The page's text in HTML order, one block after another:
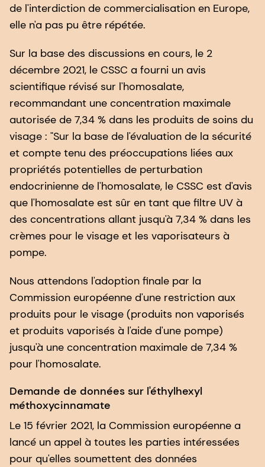
de l'interdiction de commercialisation en Europe,
elle n'a pas pu être répétée.
Sur la base des discussions en cours, le 2
décembre 2021, le CSSC a fourni un avis
scientifique révisé sur l'homosalate,
recommandant une concentration maximale
autorisée de 7,34 % dans les produits de soins du
visage : "Sur la base de l'évaluation de la sécurité
et compte tenu des préoccupations liées aux
propriétés potentielles de perturbation
endocrinienne de l'homosalate, le CSSC est d'avis
que l'homosalate est sûr en tant que filtre UV à
des concentrations allant jusqu'à 7,34 % dans les
crèmes pour le visage et les vaporisateurs à
pompe.
Nous attendons l'adoption finale par la
Commission européenne d'une restriction aux
produits pour le visage (produits non vaporisés
et produits vaporisés à l'aide d'une pompe)
jusqu'à une concentration maximale de 7,34 %
pour l'homosalate.
Demande de données sur l'éthylhexyl
méthoxycinnamate
Le 15 février 2021, la Commission européenne a
lancé un appel à toutes les parties intéressées
pour qu'elles soumettent des données